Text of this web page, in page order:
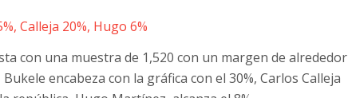
Calleja 20%, Hugo 6%
con una muestra de 1,520 con un margen de alrededor
Bukele encabeza con la gráfica con el 30%, Carlos Calleja